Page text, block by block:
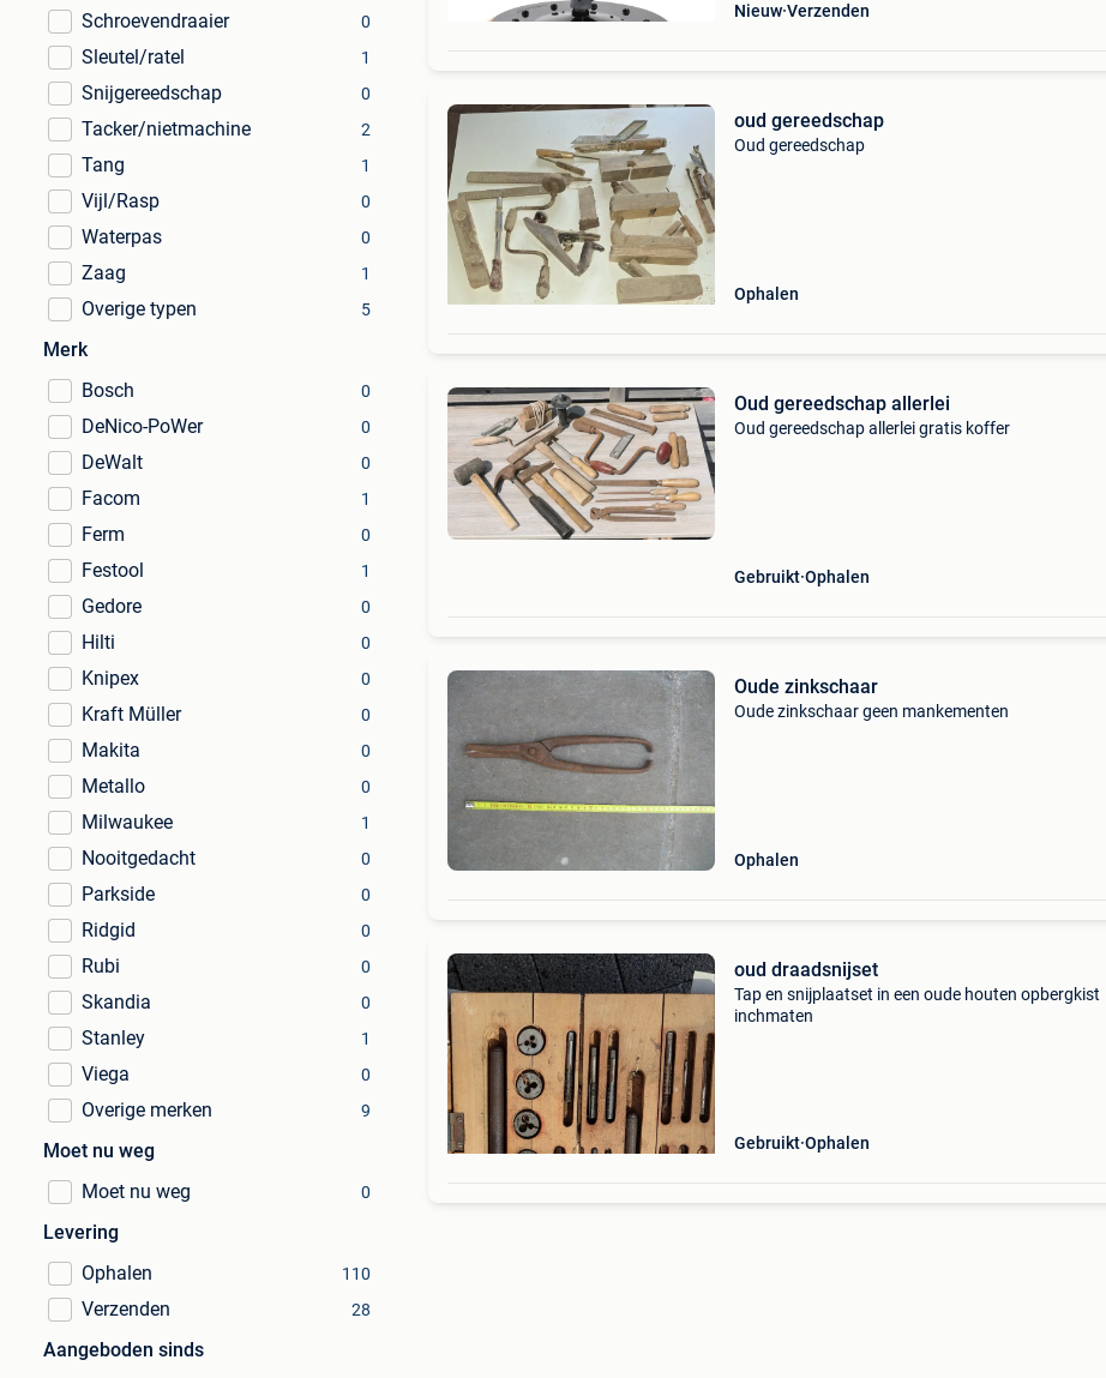
Schroevendraaier 0
Sleutel/ratel 1
Snijgereedschap 0
Tacker/nietmachine 2
Tang 1
Vijl/Rasp 0
Waterpas 0
Zaag 1
Overige typen 5
Merk
Bosch
0
DeNico-PoWer 0
DeWalt 0
Facom 1
Ferm 0
Festool 1
Gedore 0
Hilti 0
Knipex 0
Kraft Müller 0
Makita 0
Metallo 0
Milwaukee 1
Nooitgedacht 0
Parkside 0
Ridgid 0
Rubi 0
Skandia 0
Stanley 1
Viega 0
Overige merken 9
Moet nu weg
Moet nu weg
0
Levering
Ophalen
110
Verzenden 28
Aangeboden sinds
Nieuw Verzenden
oud gereedschap
Oud gereedschap
Ophalen
Oud gereedschap allerlei
Oud gereedschap allerlei gratis koffer
Gebruikt Ophalen
Oude zinkschaar
Oude zinkschaar geen mankementen
Ophalen
oud draadsnijset
Tap en snijplaatset in een oude houten opbergkist
inchmaten
Gebruikt Ophalen